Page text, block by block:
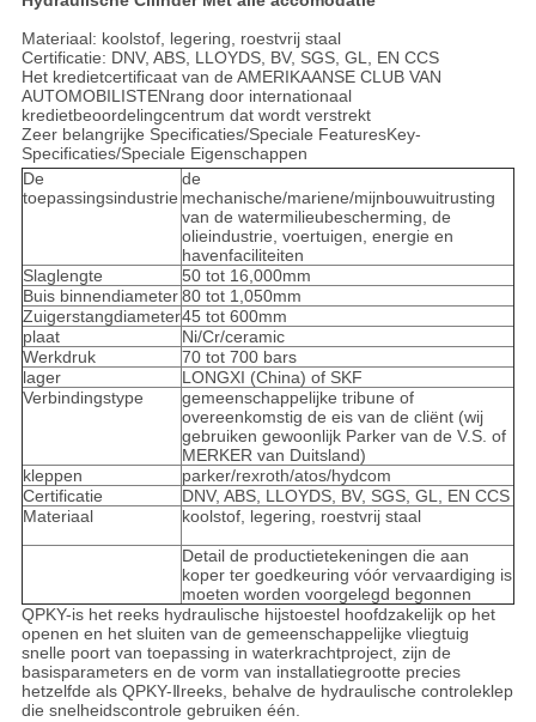
Materiaal: koolstof, legering, roestvrij staal
Certificatie: DNV, ABS, LLOYDS, BV, SGS, GL, EN CCS
Het kredietcertificaat van de AMERIKAANSE CLUB VAN
AUTOMOBILISTENrang door internationaal
kredietbeoordelingcentrum dat wordt verstrekt
Zeer belangrijke Specificaties/Speciale FeaturesKey-
Specificaties/Speciale Eigenschappen
De
toepassingsindustrie
de
mechanische/mariene/mijnbouwuitrusting
van de watermilieubescherming, de
olieindustrie, voertuigen, energie en
havenfaciliteiten
Slaglengte
50 tot 16,000mm
Buis binnendiameter80 tot 1,050mm
Zuigerstangdiameter45 tot 600mm
plaat
Ni/Cr/ceramic
Werkdruk
70 tot 700 bars
lager
LONGXI (China) of SKF
Verbindingstype
gemeenschappelijke tribune of
overeenkomstig de eis van de cliënt (wij
gebruiken gewoonlijk Parker van de V.S. of
MERKER van Duitsland)
kleppen
parker/rexroth/atos/hydcom
Certificatie
DNV, ABS, LLOYDS, BV, SGS, GL, EN CCS
Materiaal
koolstof, legering, roestvrij staal
Detail de productietekeningen die aan
koper ter goedkeuring vóór vervaardiging is
moeten worden voorgelegd begonnen
QPKY-is het reeks hydraulische hijstoestel hoofdzakelijk op het
openen en het sluiten van de gemeenschappelijke vliegtuig
snelle poort van toepassing in waterkrachtproject, zijn de
basisparameters en de vorm van installatiegrootte precies
hetzelfde als QPKY-Ⅱreeks, behalve de hydraulische controleklep
die snelheidscontrole gebruiken één.